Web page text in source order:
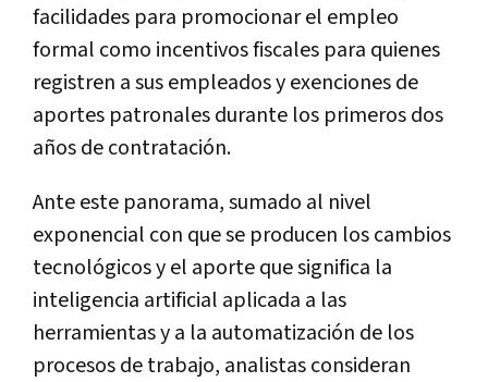
facilidades para promocionar el empleo
formal como incentivos fiscales para quienes
registren a sus empleados y exenciones de
aportes patronales durante los primeros dos
años de contratación.
Ante este panorama, sumado al nivel
exponencial con que se producen los cambios
tecnológicos y el aporte que significa la
inteligencia artificial aplicada a las
herramientas y a la automatización de los
procesos de trabajo, analistas consideran